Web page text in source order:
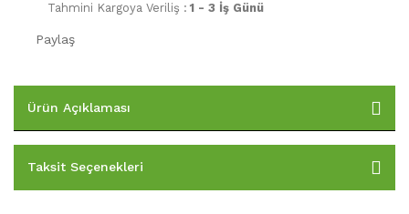
Tahmini Kargoya Veriliş : 1 - 3 İş Günü
Paylaş
Ürün Açıklaması
Taksit Seçenekleri